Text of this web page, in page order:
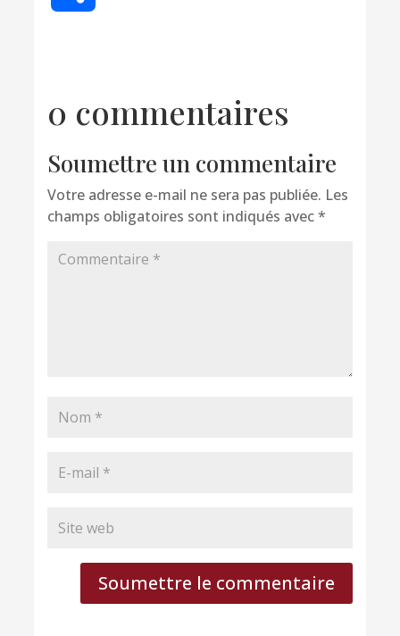
0 commentaires
Soumettre un commentaire
Votre adresse e-mail ne sera pas publiée. Les
champs obligatoires sont indiqués avec*
Soumettre le commentaire